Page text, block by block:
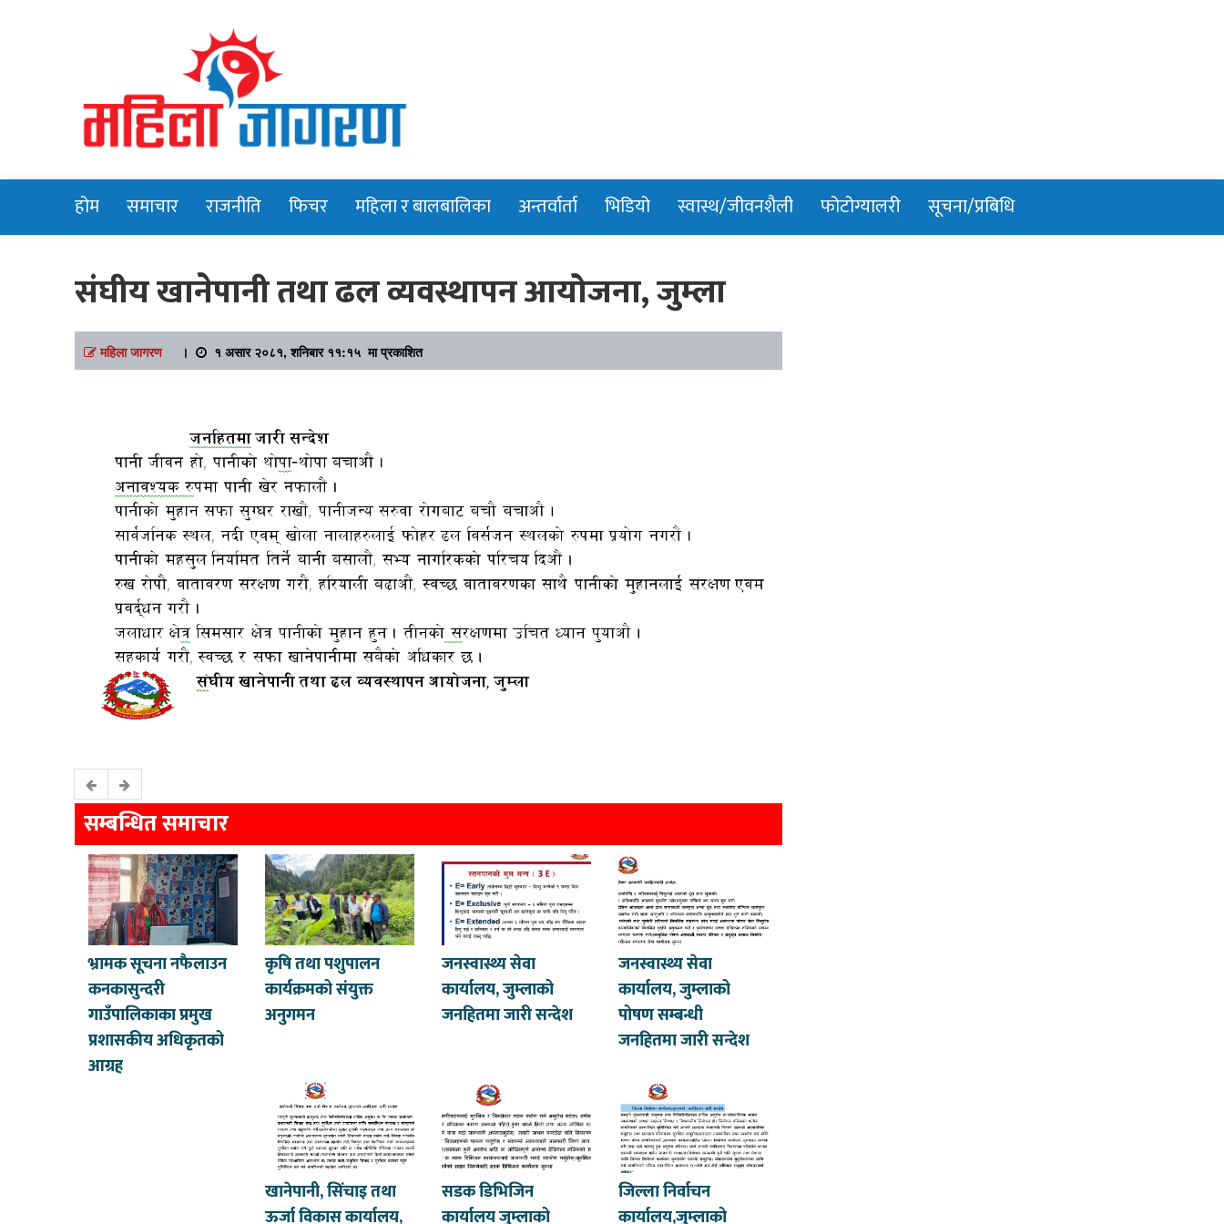
Mahilajagaran
होम समाचार राजनीति फिचर महिला र बालबालिका अन्तर्वार्ता भिडियो स्वास्थ/जीवनशैली फोटोग्यालरी सूचना/प्रबिधि
संघीय खानेपानी तथा ढल व्यवस्थापन आयोजना, जुम्ला
महिला जागरण। १ असार २०८१, शनिबार ११:१५ मा प्रकाशित
सम्बन्धित समाचार
भ्रामक सूचना नफैलाउन
कनकासुन्दरी
गाउँपालिकाका प्रमुख
प्रशासकीय अधिकृतको
आग्रह
कृषि तथा पशुपालन
कार्यक्रमको संयुक्त
अनुगमन
जनस्वास्थ्य सेवा
कार्यालय, जुम्लाको
जनहितमा जारी सन्देश
जनस्वास्थ्य सेवा
कार्यालय, जुम्लाको
पोषण सम्बन्धी
जनहितमा जारी सन्देश
खानेपानी, सिंचाइ तथा
ऊर्जा विकास कार्यालय,
सडक डिभिजिन
कार्यालय जुम्लाको
जिल्ला निर्वाचन
कार्यालय,जुम्लाको